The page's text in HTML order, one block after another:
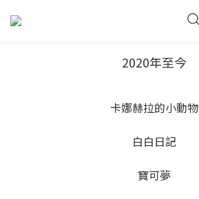
2020年至今
卡娜赫拉的小動物
白白日記
寶可夢